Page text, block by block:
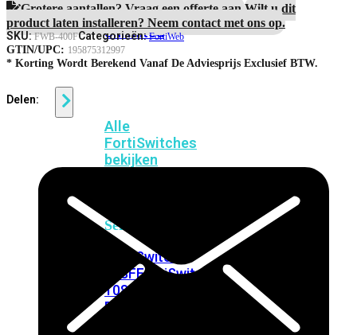
VMS
Unlimited
Alle
FortiSwitches
bekijken
Series
FortiSwitch
108FFortiSwitch
108F-
POE
Grotere aantallen? Vraag een offerte aan.Wilt u dit
product laten installeren? Neem contact met ons op.
SKU:FWB-400FCategorieën:FortiWeb
GTIN/UPC: 195875312997
* Korting Wordt Berekend Vanaf De Adviesprijs Exclusief BTW.
Delen: